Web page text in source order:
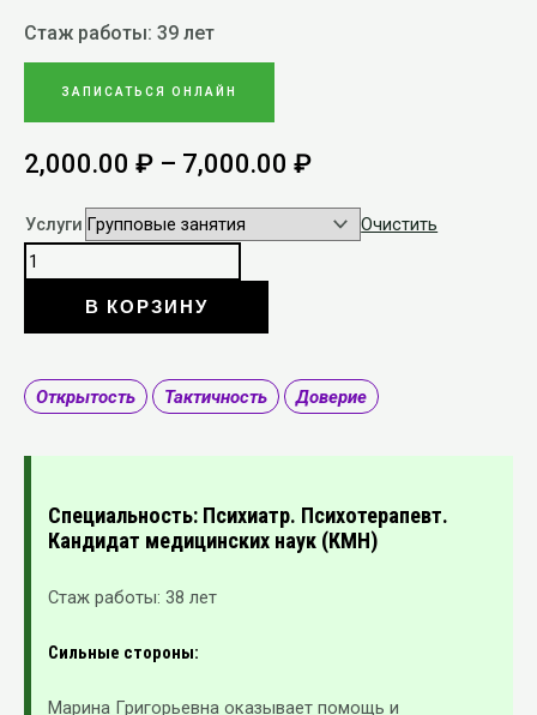
Стаж работы: 39 лет
ЗАПИСАТЬСЯ ОНЛАЙН
2,000.00 ₽ – 7,000.00 ₽
Услуги Очистить
В КОРЗИНУ
Открытость Тактичность Доверие
Специальность: Психиатр. Психотерапевт.
Кандидат медицинских наук (КМН)
Стаж работы: 38 лет
Сильные стороны:
Марина Григорьевна оказывает помощь и